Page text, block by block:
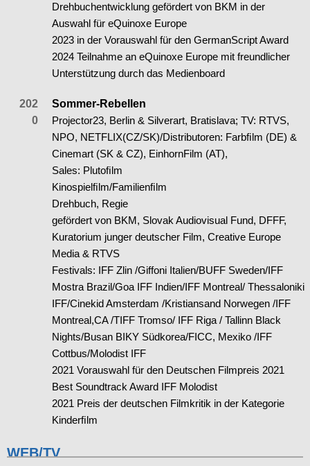
Drehbuchentwicklung gefördert von BKM in der
Auswahl für eQuinoxe Europe
2023 in der Vorauswahl für den GermanScript Award
2024 Teilnahme an eQuinoxe Europe mit freundlicher
Unterstützung durch das Medienboard
202
0
Sommer-Rebellen
Projector23, Berlin & Silverart, Bratislava; TV: RTVS,
NPO, NETFLIX(CZ/SK)/Distributoren: Farbﬁlm (DE) &
Cinemart (SK & CZ), EinhornFilm (AT),
Sales: Plutoﬁlm
Kinospielﬁlm/Familienﬁlm
Drehbuch, Regie
gefördert von BKM, Slovak Audiovisual Fund, DFFF,
Kuratorium junger deutscher Film, Creative Europe
Media & RTVS
Festivals: IFF Zlin /Giffoni Italien/BUFF Sweden/IFF
Mostra Brazil/Goa IFF Indien/IFF Montreal/ Thessaloniki
IFF/Cinekid Amsterdam /Kristiansand Norwegen /IFF
Montreal,CA /TIFF Tromso/ IFF Riga / Tallinn Black
Nights/Busan BIKY Südkorea/FICC, Mexiko /IFF
Cottbus/Molodist IFF
2021 Vorauswahl für den Deutschen Filmpreis 2021
Best Soundtrack Award IFF Molodist
2021 Preis der deutschen Filmkritik in der Kategorie
Kinderﬁlm
WEB/TV